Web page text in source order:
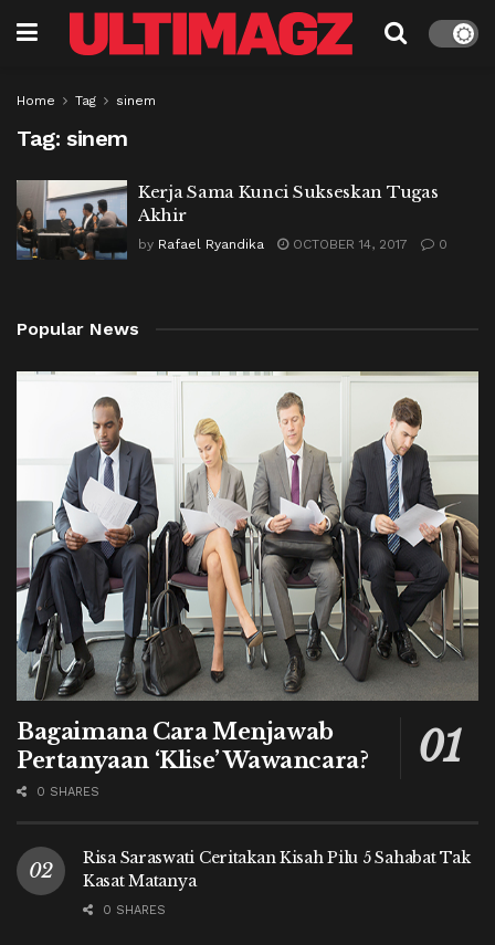
Home Tag sinem
Tag: sinem
Kerja Sama Kunci Sukseskan Tugas
Akhir
by Rafael Ryandika OCTOBER 14, 2017 0
Popular News
Bagaimana Cara Menjawab
Pertanyaan ‘Klise’ Wawancara?
0 SHARES
Risa Saraswati Ceritakan Kisah Pilu 5 Sahabat Tak
Kasat Matanya
0 SHARES